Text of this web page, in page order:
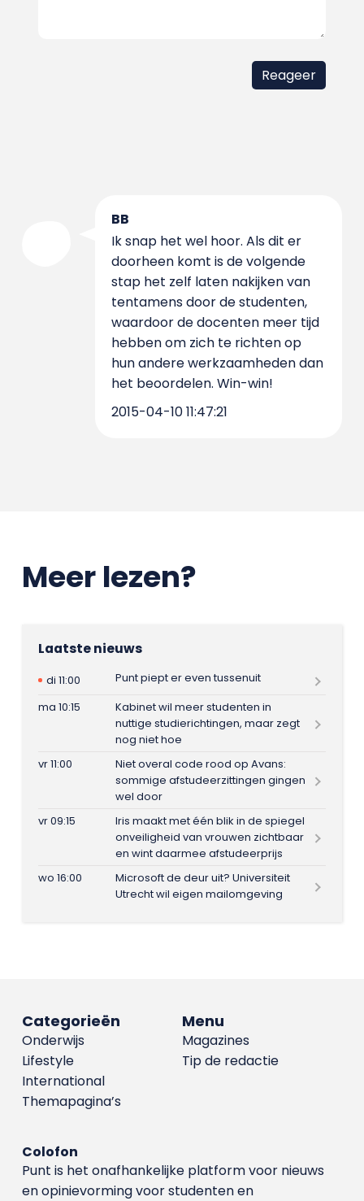
BB
Ik snap het wel hoor. Als dit er
doorheen komt is de volgende
stap het zelf laten nakijken van
tentamens door de studenten,
waardoor de docenten meer tijd
hebben om zich te richten op
hun andere werkzaamheden dan
het beoordelen. Win-win!
2015-04-10 11:47:21
Meer lezen?
Laatste nieuws
di 11:00
Punt piept er even tussenuit
ma 10:15
Kabinet wil meer studenten in
nuttige studierichtingen, maar zegt
nog niet hoe
vr 11:00
Niet overal code rood op Avans:
sommige afstudeerzittingen gingen
wel door
vr 09:15
Iris maakt met één blik in de spiegel
onveiligheid van vrouwen zichtbaar
en wint daarmee afstudeerprijs
wo 16:00
Microsoft de deur uit? Universiteit
Utrecht wil eigen mailomgeving
Menu
Magazines
Tip de redactie
Categorieën
Onderwijs
Lifestyle
International
Themapagina’s
Colofon
Punt is het onafhankelijke platform voor nieuws
en opinievorming voor studenten en